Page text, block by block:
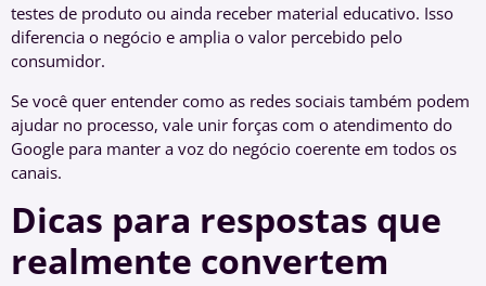
testes de produto ou ainda receber material educativo. Isso
diferencia o negócio e amplia o valor percebido pelo
consumidor.
Se você quer entender como as redes sociais também podem
ajudar no processo, vale unir forças com o atendimento do
Google para manter a voz do negócio coerente em todos os
canais.
Dicas para respostas que
realmente convertem